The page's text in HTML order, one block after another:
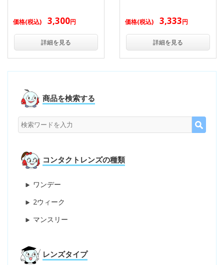
価格(税込) 3,300円
詳細を見る
価格(税込) 3,333円
詳細を見る
商品を検索する
コンタクトレンズの種類
ワンデー
2ウィーク
マンスリー
レンズタイプ